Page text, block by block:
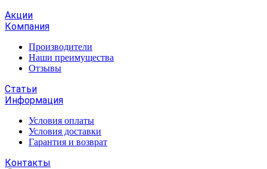
Акции
Компания
Производители
Наши преимущества
Отзывы
Статьи
Информация
Условия оплаты
Условия доставки
Гарантия и возврат
Контакты